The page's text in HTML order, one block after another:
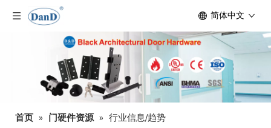
简体中文
首页 » 门硬件资源 » 行业信息/趋势